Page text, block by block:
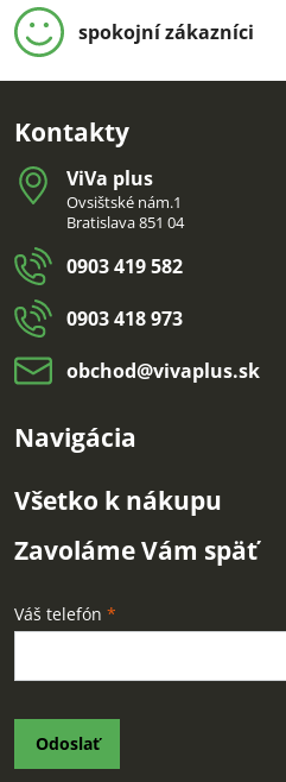
spokojní zákazníci
Kontakty
ViVa plus
Ovsištské nám.1
Bratislava 851 04
0903 419 582
0903 418 973
obchod​@vivaplus​.sk
Navigácia
Všetko k nákupu
Zavoláme Vám späť
Váš telefón *
Odoslať